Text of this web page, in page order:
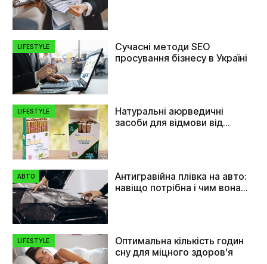
LIFESTYLE
Сучасні методи SEO
просування бізнесу в Україні
LIFESTYLE
Натуральні аюрведичні
засоби для відмови від
АВТО
Антигравійна плівка на авто:
навіщо потрібна і чим вона
LIFESTYLE
Оптимальна кількість годин
сну для міцного здоров’я